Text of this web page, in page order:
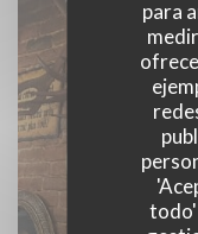
para
todo'